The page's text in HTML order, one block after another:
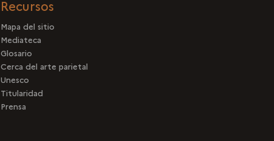
Recursos
Mapa del sitio
Mediateca
Glosario
Cerca del arte parietal
Unesco
Titularidad
Prensa